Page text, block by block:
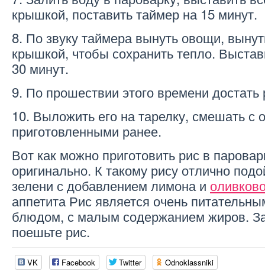
крышкой, поставить таймер на 15 минут.
8. По звуку таймера вынуть овощи,
крышкой, чтобы сохранить тепло.
30 минут.
9. По прошествии этого времени достать
10. Выложить его на тарелку, смешать с
приготовленными ранее.
Вот как можно приготовить рис в
оригинально. К такому рису отлично
зелени с добавлением лимона и
аппетита Рис является очень
блюдом, с малым содержанием жиров.
поешьте рис.
VK Facebook Twitter Odnoklassniki